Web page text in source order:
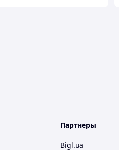
Партнеры
Bigl.ua